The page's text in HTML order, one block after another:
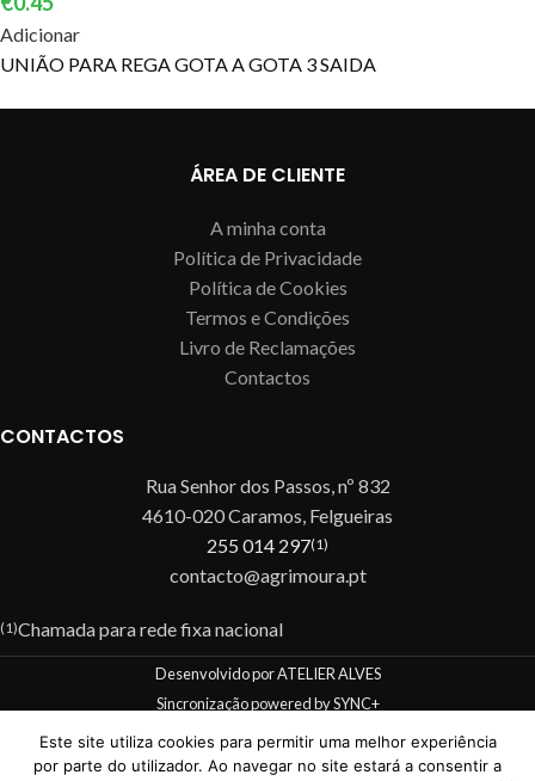
Adicionar
UNIÃO PARA REGA GOTA A GOTA 3 SAIDA
ÁREA DE CLIENTE
A minha conta
Política de Privacidade
Política de Cookies
Termos e Condições
Livro de Reclamações
Contactos
CONTACTOS
Rua Senhor dos Passos, nº 832
4610-020 Caramos, Felgueiras
255 014 297(1)
contacto@agrimoura.pt
(1)Chamada para rede fixa nacional
Desenvolvido por ATELIER ALVES
Sincronização powered by SYNC+
Este site utiliza cookies para permitir uma melhor experiência
por parte do utilizador. Ao navegar no site estará a consentir a